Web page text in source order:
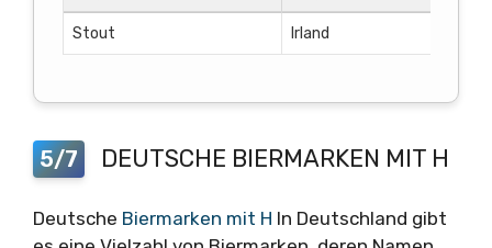
Stout Irland
5/7 DEUTSCHE BIERMARKEN MIT H
Deutsche Biermarken mit H In Deutschland gibt